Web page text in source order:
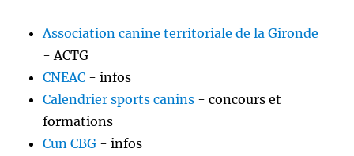
Association canine territoriale de la Gironde
- ACTG
CNEAC - infos
Calendrier sports canins - concours et
formations
Cun CBG - infos